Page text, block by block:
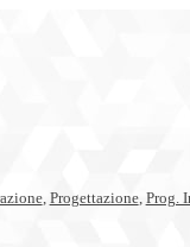
, Progettazione, Prog.